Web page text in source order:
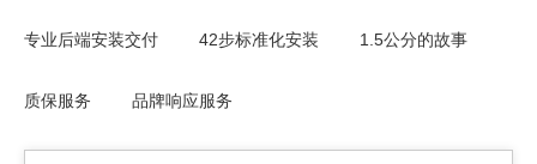
专业后端安装交付 42步标准化安装 1.5公分的故事
质保服务 品牌响应服务